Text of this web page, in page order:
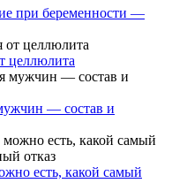
при беременности —
целлюлита
— состав и
есть, какой самый